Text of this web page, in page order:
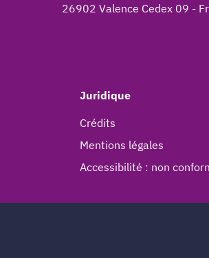
26902 Valence Cedex 09 -
Juridique
Crédits
Mentions légales
Accessibilité : non